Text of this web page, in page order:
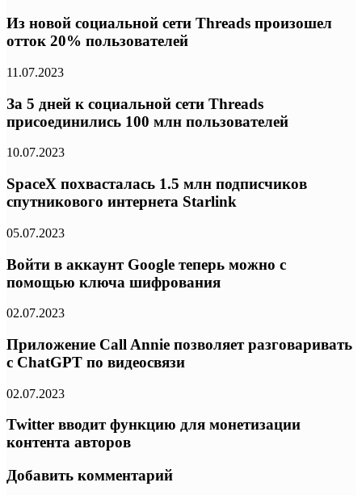
Из новой социальной сети Threads произошел
отток 20% пользователей
11.07.2023
За 5 дней к социальной сети Threads
присоединились 100 млн пользователей
10.07.2023
SpaceX похвасталась 1.5 млн подписчиков
спутникового интернета Starlink
05.07.2023
Войти в аккаунт Google теперь можно с
помощью ключа шифрования
02.07.2023
Приложение Call Annie позволяет разговаривать
с ChatGPT по видеосвязи
02.07.2023
Twitter вводит функцию для монетизации
контента авторов
Добавить комментарий